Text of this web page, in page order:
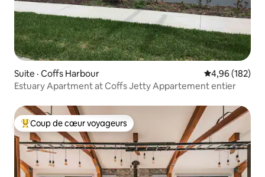
Suite · Coffs Harbour Note
4,96 (182)
Estuary Apartment at Coffs Jetty Appartement entier
Coup de cœur voyageurs parmi les plus aimés
Coup de cœur voyageurs